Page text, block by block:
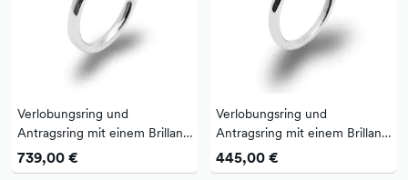
Verlobungsring und
Antragsring mit einem Brillant
- Ring in 750 Weißgold –
Handarbeit aus unserer
739,00 €
Verlobungsring und
Antragsring mit einem Brillant
- Ring in 750 Weißgold –
Handarbeit aus unserer
445,00 €